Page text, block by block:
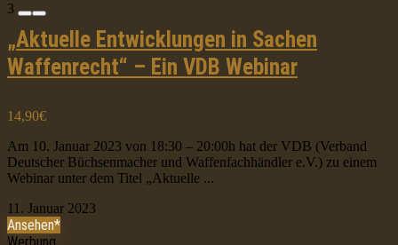
3
„Aktuelle Entwicklungen in Sachen
Waffenrecht“ – Ein VDB Webinar
14,90€
Am 10. Januar 2023 von 18:30 – 20:00h hat der VDB (Verband
Deutscher Büchsenmacher und Waffenfachhändler e.V.) zu einem
Webinar unter dem Titel „Aktuelle ...
11. Januar 2023
Ansehen*